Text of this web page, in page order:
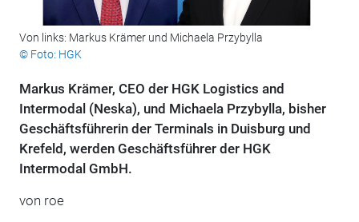
Von links: Markus Krämer und Michaela Przybylla
© Foto: HGK
Markus Krämer, CEO der HGK Logistics and
Intermodal (Neska), und Michaela Przybylla, bisher
Geschäftsführerin der Terminals in Duisburg und
Krefeld, werden Geschäftsführer der HGK
Intermodal GmbH.
von roe